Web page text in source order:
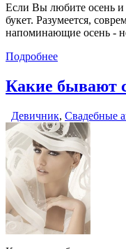
Если Вы любите осень и
букет. Разумеется,
напоминающие осень -
Подробнее
Какие бывают
Девичник, Свадебные